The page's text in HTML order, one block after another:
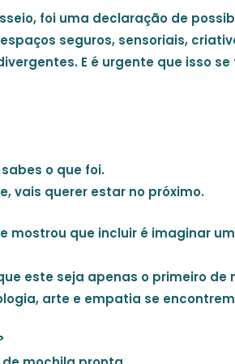
foi uma declaração de
seguros, sensoriais,
E é urgente que isso
o que foi.
vais querer estar no próximo.
mostrou que incluir é imaginar
este seja apenas o primeiro
arte e empatia se